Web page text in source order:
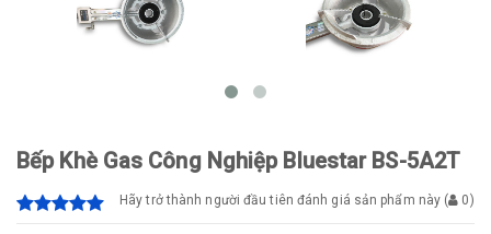
Bếp Khè Gas Công Nghiệp Bluestar BS-5A2T
Hãy trở thành người đầu tiên đánh giá sản phẩm này ( 0)